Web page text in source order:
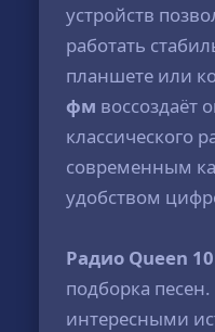
устройств
работать
планшете или
фм воссоздаёт
классического
современным
удобством
Радио Queen
подборка
интересными